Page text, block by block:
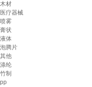
木材
医疗器械
喷雾
膏状
液体
泡腾片
其他
涤纶
竹制
pp